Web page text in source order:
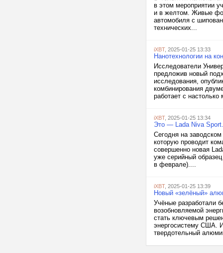
в этом мероприятии
и в желтом. Живые
автомобиля с
технических...
iXBT, 2025-01-25 13:33
Нанотехнологии на
Исследователи
предложив новый
исследования,
комбинирования
работает с
iXBT, 2025-01-25 13:34
Это — Lada Niva
Сегодня на
которую проводит
совершенно новая
уже серийный
в феврале)....
iXBT, 2025-01-25 13:39
Новый «зелёный»
Учёные разработали
возобновляемой
стать ключевым
энергосистему США.
твердотельный